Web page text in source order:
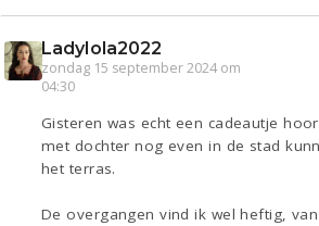
Ladylola2022
zondag 15 september 2024 om
04:30
Gisteren was echt een cadeautje
met dochter nog even in de stad
het terras.
De overgangen vind ik wel heftig,